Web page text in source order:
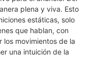
plena y viva. Esto
estáticas, solo
que hablan, con
los movimientos de la
una intuición de la